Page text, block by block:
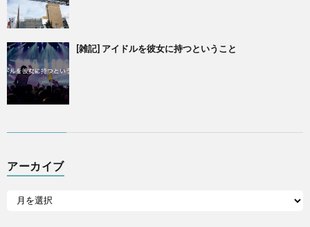
[雑記] アイドルを彼女に持つということ
アーカイブ